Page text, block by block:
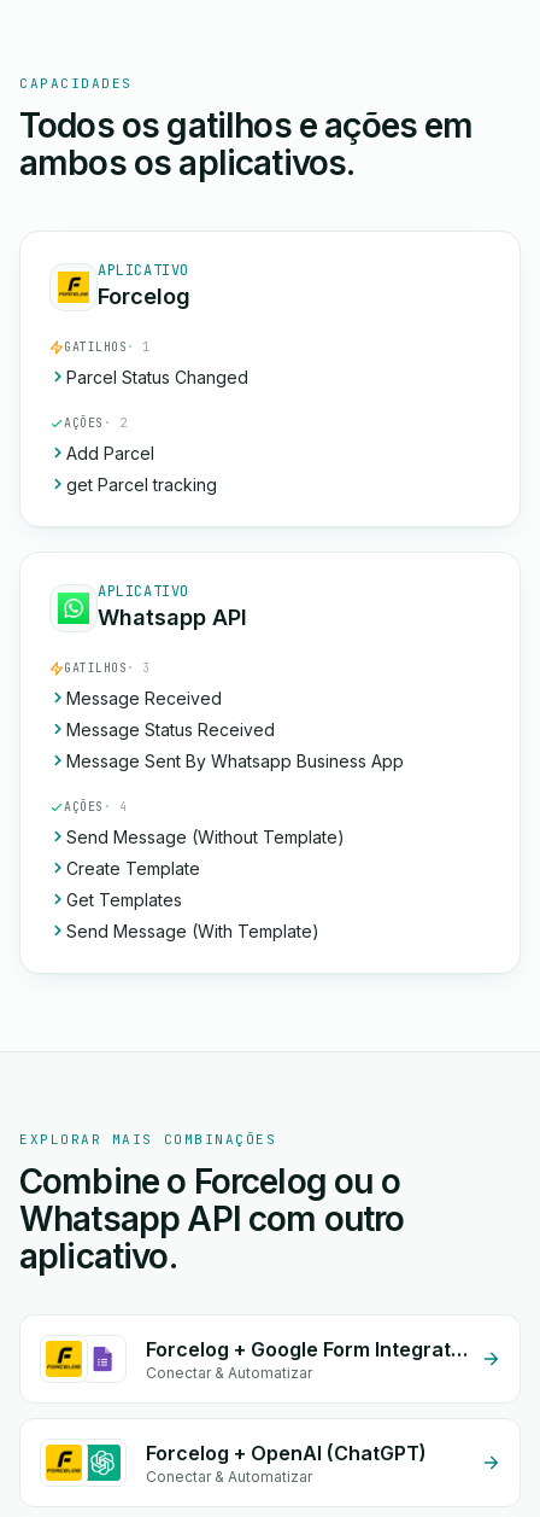
CAPACIDADES
Todos os gatilhos e ações em
ambos os aplicativos.
APLICATIVO
Forcelog
GATILHOS · 1
Parcel Status Changed
AÇÕES · 2
Add Parcel
get Parcel tracking
APLICATIVO
Whatsapp API
GATILHOS · 3
Message Received
Message Status Received
Message Sent By Whatsapp Business App
AÇÕES · 4
Send Message (Without Template)
Create Template
Get Templates
Send Message (With Template)
EXPLORAR MAIS COMBINAÇÕES
Combine o Forcelog ou o
Whatsapp API com outro
aplicativo.
Forcelog + Google Form Integration
Conectar & Automatizar
Forcelog + OpenAI (ChatGPT)
Conectar & Automatizar